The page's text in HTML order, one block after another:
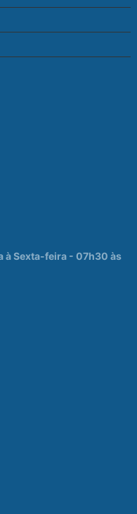
à Sexta-feira - 07h30 às